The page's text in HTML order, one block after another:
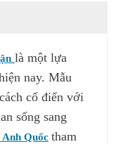
là một lựa
nay. Mẫu
cổ điển với
sống sang
Quốc tham